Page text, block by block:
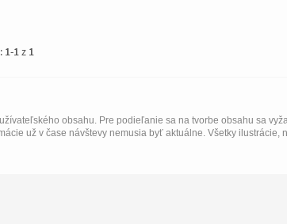
1-1z 1
obsahu. Pre podieľanie sa na tvorbe obsahu sa
už v čase návštevy nemusia byť aktuálne. Všetky